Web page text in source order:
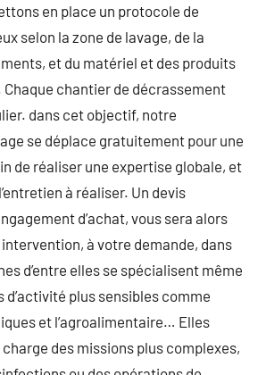
en place un protocole de
selon la zone de lavage, de la
et du matériel et des produits
chantier de décrassement
dans cet objectif, notre
se déplace gratuitement pour une
de réaliser une expertise globale, et
à réaliser. Un devis
d’achat, vous sera alors
à votre demande, dans
d’entre elles se spécialisent même
d’activité plus sensibles comme
et l’agroalimentaire… Elles
des missions plus complexes,